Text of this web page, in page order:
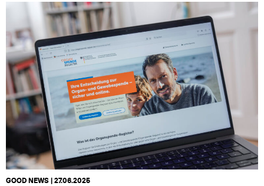
GOOD NEWS | 27.06.2025